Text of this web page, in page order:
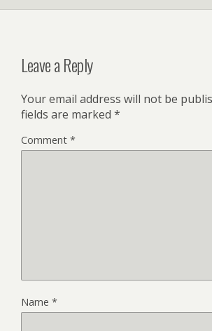
Leave a Reply
Your email address will not be
fields are marked *
Comment *
Name *